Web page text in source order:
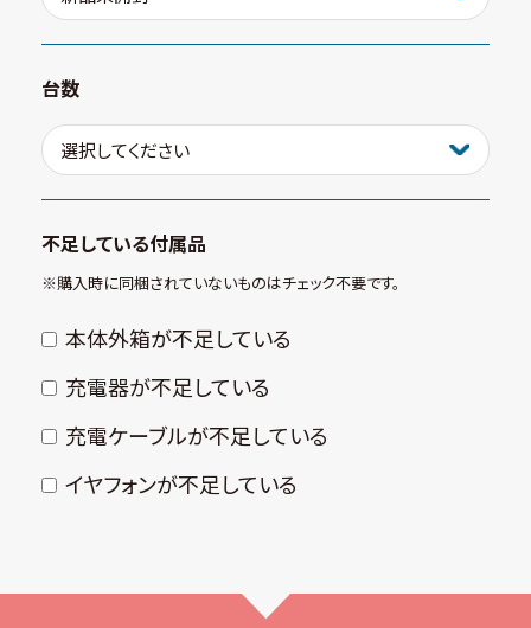
台数
不足している付属品
※購⼊時に同梱されていないものはチェック不要です。
本体外箱が不⾜している
充電器が不⾜している
充電ケーブルが不⾜している
イヤフォンが不⾜している